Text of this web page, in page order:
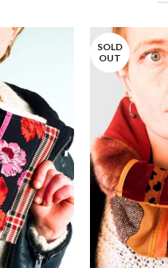
SOLD
OUT